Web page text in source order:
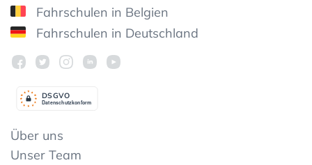
Fahrschulen in Belgien
Fahrschulen in Deutschland
Datenschutzkonform
DSGVO
Über uns
Unser Team